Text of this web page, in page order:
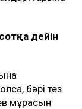
дейін
бәрі тез
мұрасын